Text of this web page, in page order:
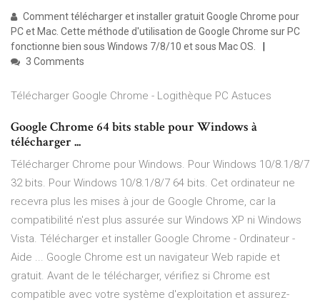
Comment télécharger et installer gratuit Google Chrome pour
PC et Mac. Cette méthode d'utilisation de Google Chrome sur PC
fonctionne bien sous Windows 7/8/10 et sous Mac OS.
3 Comments
Télécharger Google Chrome - Logithèque PC Astuces
Google Chrome 64 bits stable pour Windows à
télécharger ...
Télécharger Chrome pour Windows. Pour Windows 10/8.1/8/7
32 bits. Pour Windows 10/8.1/8/7 64 bits. Cet ordinateur ne
recevra plus les mises à jour de Google Chrome, car la
compatibilité n'est plus assurée sur Windows XP ni Windows
Vista. Télécharger et installer Google Chrome - Ordinateur -
Aide ... Google Chrome est un navigateur Web rapide et
gratuit. Avant de le télécharger, vérifiez si Chrome est
compatible avec votre système d'exploitation et assurez-